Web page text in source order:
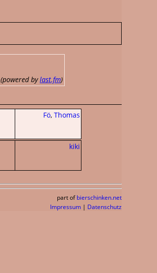
(powered bylast.fm)
Fö, Thomas
kiki
part of bierschinken.net
Impressum | Datenschutz